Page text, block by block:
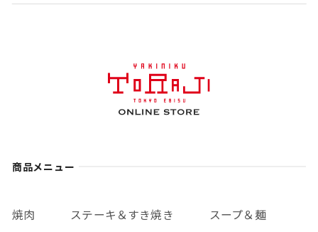
商品メニュー
焼肉 ステーキ＆すき焼き スープ＆麺